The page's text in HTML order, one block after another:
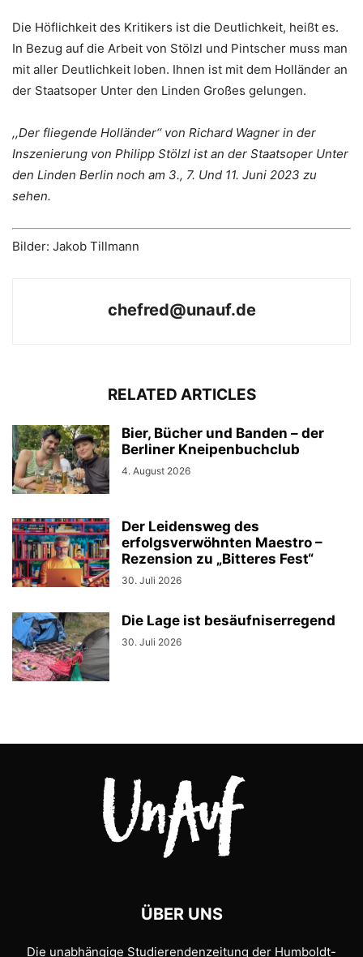
Die Höflichkeit des Kritikers ist die Deutlichkeit, heißt es.
In Bezug auf die Arbeit von Stölzl und Pintscher muss man
mit aller Deutlichkeit loben. Ihnen ist mit dem Holländer an
der Staatsoper Unter den Linden Großes gelungen.
,,Der fliegende Holländer‘‘ von Richard Wagner in der
Inszenierung von Philipp Stölzl ist an der Staatsoper Unter
den Linden Berlin noch am 3., 7. Und 11. Juni 2023 zu
sehen.
Bilder: Jakob Tillmann
chefred@unauf.de
RELATED ARTICLES
Bier, Bücher und Banden – der
Berliner Kneipenbuchclub
4. August 2026
Der Leidensweg des
erfolgsverwöhnten Maestro –
Rezension zu „Bitteres Fest“
30. Juli 2026
Die Lage ist besäufniserregend
30. Juli 2026
ÜBER UNS
Die unabhängige Studierendenzeitung der Humboldt-